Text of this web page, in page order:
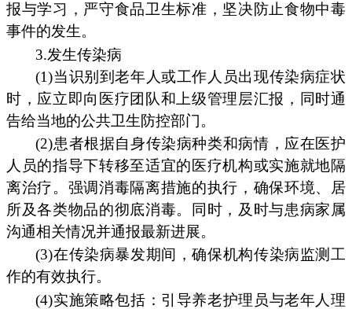
报与学习，严守食品卫生标准，坚决防止食物中毒
事件的发生。
3.发生传染病
(1)当识别到老年人或工作人员出现传染病症状
时，应立即向医疗团队和上级管理层汇报，同时通
告给当地的公共卫生防控部门。
(2)患者根据自身传染病种类和病情，应在医护
人员的指导下转移至适宜的医疗机构或实施就地隔
离治疗。强调消毒隔离措施的执行，确保环境、居
所及各类物品的彻底消毒。同时，及时与患病家属
沟通相关情况并通报最新进展。
(3)在传染病暴发期间，确保机构传染病监测工
作的有效执行。
(4)实施策略包括：引导养老护理员与老年人理